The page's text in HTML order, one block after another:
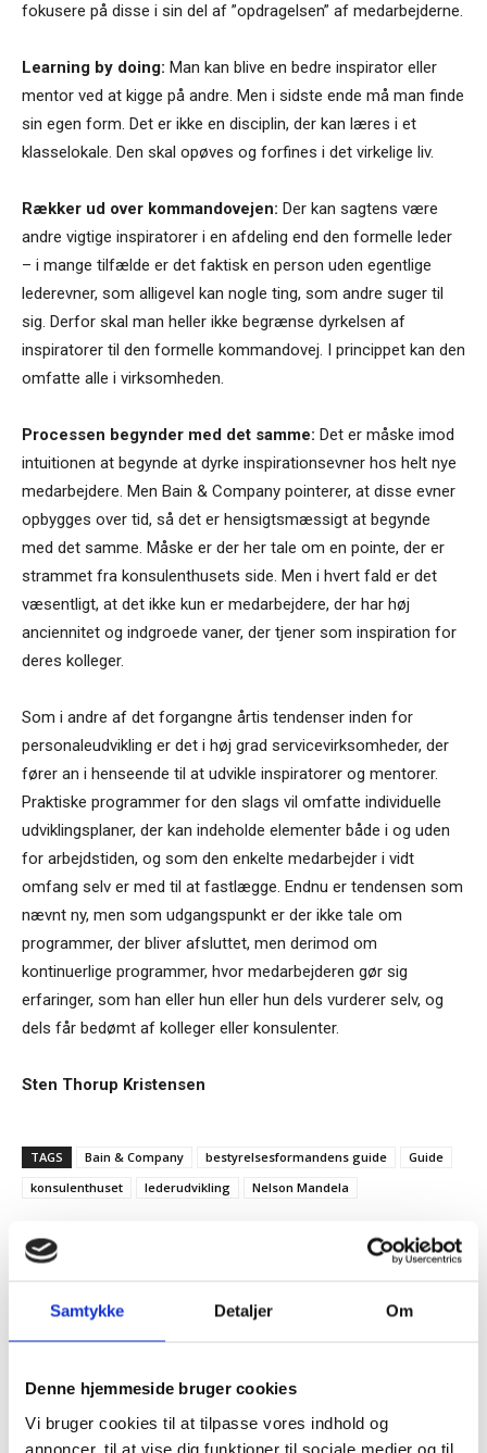
Samtykke Detaljer Om
Denne hjemmeside bruger cookies
Vi bruger cookies til at tilpasse vores indhold og
annoncer, til at vise dig funktioner til sociale medier og til
fokusere på disse i sin del af ”opdragelsen” af medarbejderne.
Learning by doing: Man kan blive en bedre inspirator eller
mentor ved at kigge på andre. Men i sidste ende må man finde
sin egen form. Det er ikke en disciplin, der kan læres i et
klasselokale. Den skal opøves og forfines i det virkelige liv.
Rækker ud over kommandovejen: Der kan sagtens være
andre vigtige inspiratorer i en afdeling end den formelle leder
– i mange tilfælde er det faktisk en person uden egentlige
lederevner, som alligevel kan nogle ting, som andre suger til
sig. Derfor skal man heller ikke begrænse dyrkelsen af
inspiratorer til den formelle kommandovej. I princippet kan den
omfatte alle i virksomheden.
Processen begynder med det samme: Det er måske imod
intuitionen at begynde at dyrke inspirationsevner hos helt nye
medarbejdere. Men Bain & Company pointerer, at disse evner
opbygges over tid, så det er hensigtsmæssigt at begynde
med det samme. Måske er der her tale om en pointe, der er
strammet fra konsulenthusets side. Men i hvert fald er det
væsentligt, at det ikke kun er medarbejdere, der har høj
anciennitet og indgroede vaner, der tjener som inspiration for
deres kolleger.
Som i andre af det forgangne årtis tendenser inden for
personaleudvikling er det i høj grad servicevirksomheder, der
fører an i henseende til at udvikle inspiratorer og mentorer.
Praktiske programmer for den slags vil omfatte individuelle
udviklingsplaner, der kan indeholde elementer både i og uden
for arbejdstiden, og som den enkelte medarbejder i vidt
omfang selv er med til at fastlægge. Endnu er tendensen som
nævnt ny, men som udgangspunkt er der ikke tale om
programmer, der bliver afsluttet, men derimod om
kontinuerlige programmer, hvor medarbejderen gør sig
erfaringer, som han eller hun eller hun dels vurderer selv, og
dels får bedømt af kolleger eller konsulenter.
Sten Thorup Kristensen
TAGS Bain & Company bestyrelsesformandens guide
Guide
konsulenthuset
lederudvikling Nelson Mandela
RELATEREDE ARTIKLER
Guide: Genopfind den
meningsfulde virksomhed
Tilmeld dig vores
nyhedsbrev
– og modtag Ole Borchs bog